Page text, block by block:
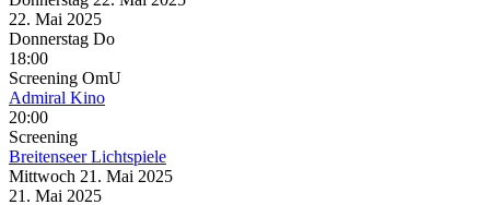
22. Mai 2025
Donnerstag Do
18:00
Screening OmU
Admiral Kino
20:00
Screening
Breitenseer Lichtspiele
Mittwoch 21. Mai 2025
21. Mai 2025